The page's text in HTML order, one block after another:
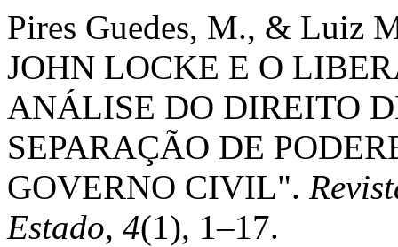
Pires Guedes, M., & Luiz
JOHN LOCKE E O
ANÁLISE DO DIREITO
SEPARAÇÃO DE
GOVERNO CIVIL".
Estado, 4(1), 1–17.